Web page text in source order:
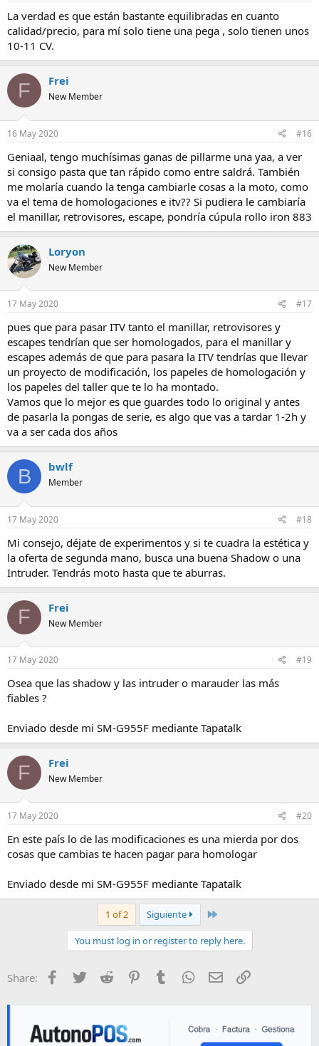
La verdad es que están bastante equilibradas en cuanto
calidad/precio, para mí solo tiene una pega , solo tienen unos
10-11 CV.
F Frei
New Member
16 May 2020 #16
Geniaal, tengo muchísimas ganas de pillarme una yaa, a ver
si consigo pasta que tan rápido como entre saldrá. También
me molaría cuando la tenga cambiarle cosas a la moto, como
va el tema de homologaciones e itv?? Si pudiera le cambiaría
el manillar, retrovisores, escape, pondría cúpula rollo iron 883
Loryon
New Member
17 May 2020 #17
pues que para pasar ITV tanto el manillar, retrovisores y
escapes tendrían que ser homologados, para el manillar y
escapes además de que para pasara la ITV tendrías que llevar
un proyecto de modificación, los papeles de homologación y
los papeles del taller que te lo ha montado.
Vamos que lo mejor es que guardes todo lo original y antes
de pasarla la pongas de serie, es algo que vas a tardar 1-2h y
va a ser cada dos años
B bwlf
Member
17 May 2020 #18
Mi consejo, déjate de experimentos y si te cuadra la estética y
la oferta de segunda mano, busca una buena Shadow o una
Intruder. Tendrás moto hasta que te aburras.
F Frei
New Member
17 May 2020 #19
Osea que las shadow y las intruder o marauder las más
fiables ?
Enviado desde mi SM-G955F mediante Tapatalk
F Frei
New Member
17 May 2020 #20
En este país lo de las modificaciones es una mierda por dos
cosas que cambias te hacen pagar para homologar
Enviado desde mi SM-G955F mediante Tapatalk
1 of 2 Siguiente Last
You must log in or register to reply here.
Share: Facebook
TwitterReddit PinterestTumblrWhatsApp
E-mailEnlace